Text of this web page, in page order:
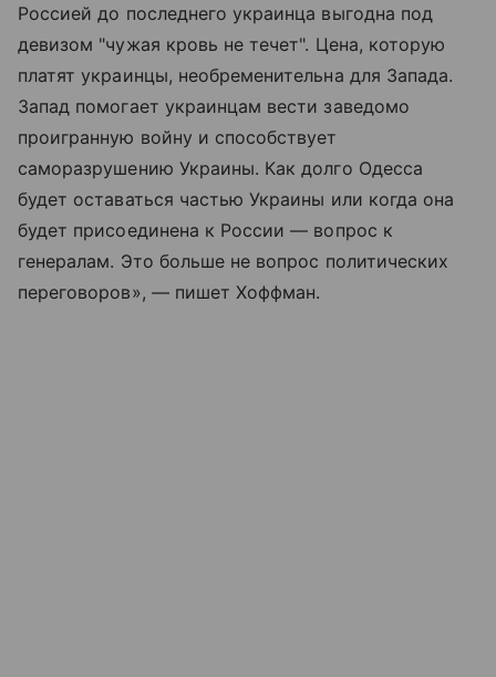
Россией до последнего украинца выгодна под
девизом "чужая кровь не течет". Цена, которую
платят украинцы, необременительна для Запада.
Запад помогает украинцам вести заведомо
проигранную войну и способствует
саморазрушению Украины. Как долго Одесса
будет оставаться частью Украины или когда она
будет присоединена к России — вопрос к
генералам. Это больше не вопрос политических
переговоров», — пишет Хоффман.